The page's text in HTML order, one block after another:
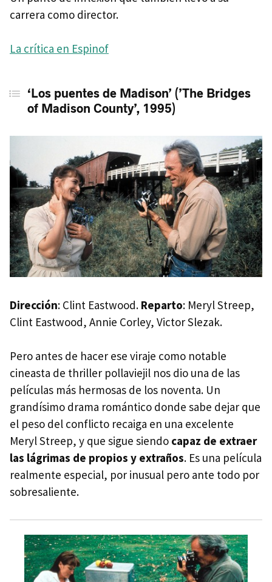
carrera como director.
La crítica en Espinof
‘Los puentes de Madison’ (’The Bridges
of Madison County’, 1995)
Dirección: Clint Eastwood. Reparto: Meryl Streep,
Clint Eastwood, Annie Corley, Victor Slezak.
Pero antes de hacer ese viraje como notable
cineasta de thriller pollaviejil nos dio una de las
películas más hermosas de los noventa. Un
grandísimo drama romántico donde sabe dejar que
el peso del conflicto recaiga en una excelente
Meryl Streep, y que sigue siendo capaz de extraer
las lágrimas de propios y extraños. Es una película
realmente especial, por inusual pero ante todo por
sobresaliente.